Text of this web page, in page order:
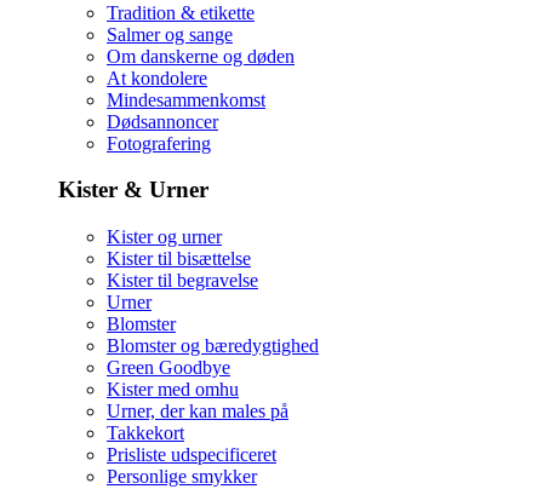
Tradition & etikette
Salmer og sange
Om danskerne og døden
At kondolere
Mindesammenkomst
Dødsannoncer
Fotografering
Kister & Urner
Kister og urner
Kister til bisættelse
Kister til begravelse
Urner
Blomster
Blomster og bæredygtighed
Green Goodbye
Kister med omhu
Urner, der kan males på
Takkekort
Prisliste udspecificeret
Personlige smykker